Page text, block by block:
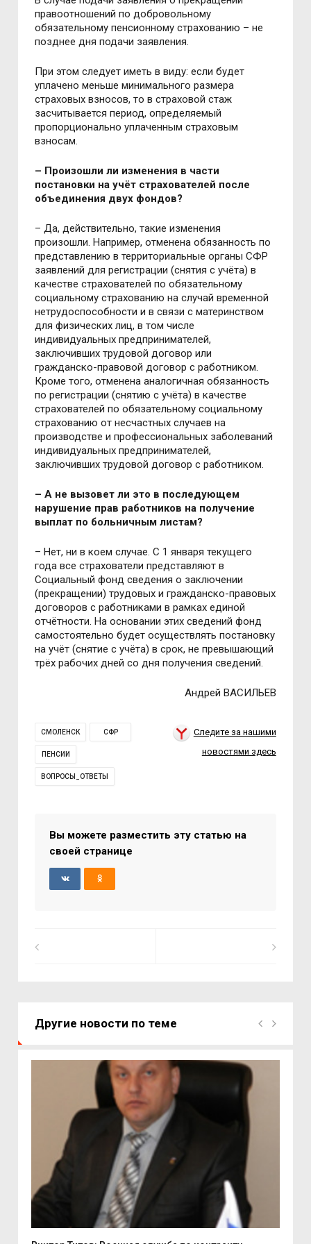
правоотношений по добровольному
обязательному пенсионному страхованию – не
позднее дня подачи заявления.
При этом следует иметь в виду: если будет
уплачено меньше минимального размера
страховых взносов, то в страховой стаж
засчитывается период, определяемый
пропорционально уплаченным страховым
взносам.
– Произошли ли изменения в части
постановки на учёт страхователей после
объединения двух фондов?
– Да, действительно, такие изменения
произошли. Например, отменена обязанность по
представлению в территориальные органы СФР
заявлений для регистрации (снятия с учёта) в
качестве страхователей по обязательному
социальному страхованию на случай временной
нетрудоспособности и в связи с материнством
для физических лиц, в том числе
индивидуальных предпринимателей,
заключивших трудовой договор или
гражданско-правовой договор с работником.
Кроме того, отменена аналогичная обязанность
по регистрации (снятию с учёта) в качестве
страхователей по обязательному социальному
страхованию от несчастных случаев на
производстве и профессиональных заболеваний
индивидуальных предпринимателей,
заключивших трудовой договор с работником.
– А не вызовет ли это в последующем
нарушение прав работников на получение
выплат по больничным листам?
– Нет, ни в коем случае. С 1 января текущего
года все страхователи представляют в
Социальный фонд сведения о заключении
(прекращении) трудовых и гражданско-правовых
договоров с работниками в рамках единой
отчётности. На основании этих сведений фонд
самостоятельно будет осуществлять постановку
на учёт (снятие с учёта) в срок, не превышающий
трёх рабочих дней со дня получения сведений.
Андрей ВАСИЛЬЕВ
СМОЛЕНСК СФР
ПЕНСИИ
ВОПРОСЫ_ОТВЕТЫ
Следите за нашими
новостями здесь
Вы можете разместить эту статью на
своей странице
Другие новости по теме